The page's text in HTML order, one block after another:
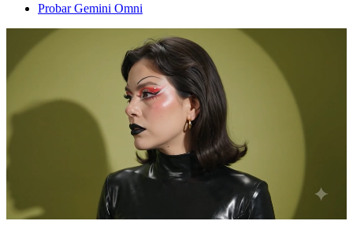
Probar Gemini Omni